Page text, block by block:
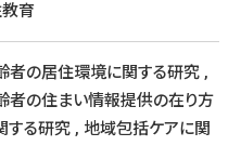
育
者の居住環境に関する研究 ,
者の住まい情報提供の在り方
する研究 , 地域包括ケアに関